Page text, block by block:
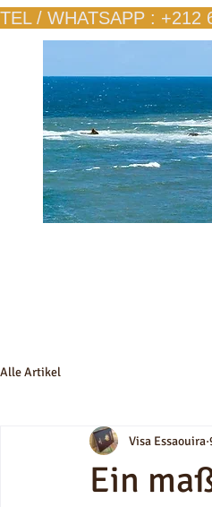
TEL / WHATSAPP : +212
Alle Artikel
Ein
Visa Essaouira